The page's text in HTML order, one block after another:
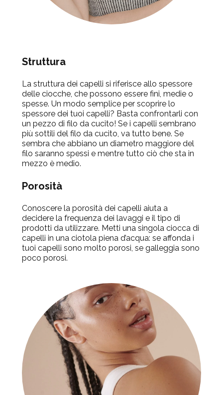
Struttura
La struttura dei capelli si riferisce allo spessore
delle ciocche, che possono essere fini, medie o
spesse. Un modo semplice per scoprire lo
spessore dei tuoi capelli? Basta confrontarli con
un pezzo di filo da cucito! Se i capelli sembrano
più sottili del filo da cucito, va tutto bene. Se
sembra che abbiano un diametro maggiore del
filo saranno spessi e mentre tutto ciò che sta in
mezzo è medio.
Porosità
Conoscere la porosità dei capelli aiuta a
decidere la frequenza dei lavaggi e il tipo di
prodotti da utilizzare. Metti una singola ciocca di
capelli in una ciotola piena d’acqua: se affonda i
tuoi capelli sono molto porosi, se galleggia sono
poco porosi.